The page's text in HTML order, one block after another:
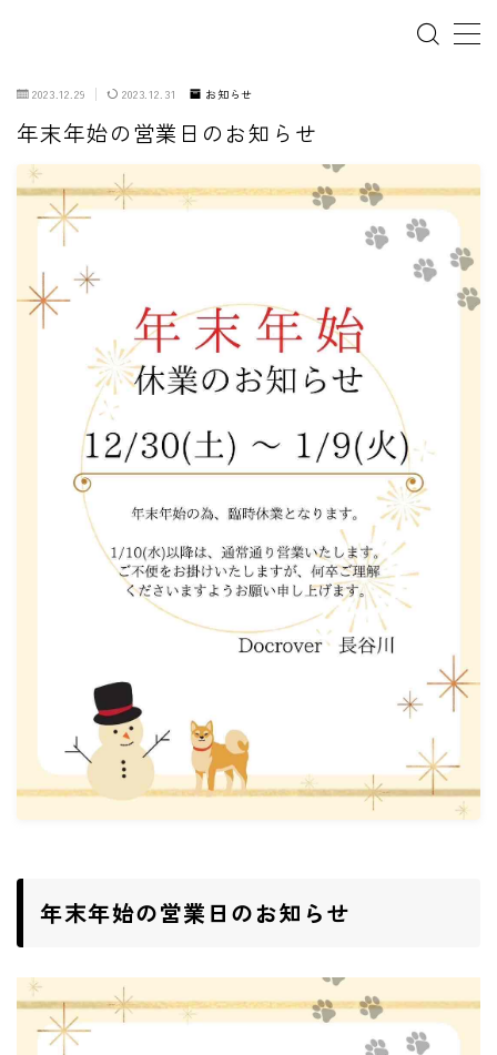
ホーム
犬の幼稚園
パピーレッスン
スターターレッスン
ドッグスポーツ
ドッグホテル
犬とゴミ拾い活動
ご予約・お問い合わせ
DOCROVERの理念
お仕事のご依頼・お問い合わせ
過去実績
2023.12.29 2023.12.31 お知らせ
年末年始の営業日のお知らせ
年末年始の営業日のお知らせ